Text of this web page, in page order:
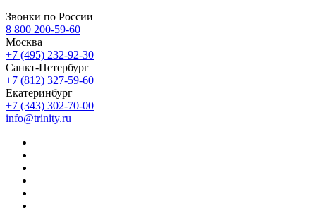
Звонки по России
8 800 200-59-60
Москва
+7 (495) 232-92-30
Санкт-Петербург
+7 (812) 327-59-60
Екатеринбург
+7 (343) 302-70-00
info@trinity.ru